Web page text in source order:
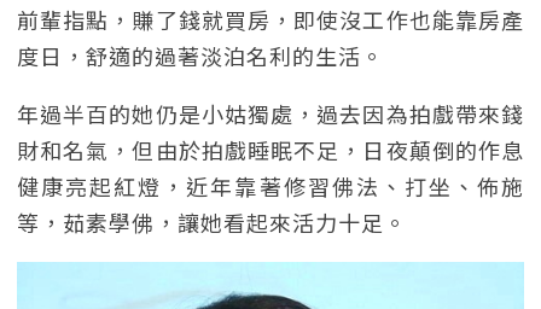
前輩指點，賺了錢就買房，即使沒工作也能靠房產
度日，舒適的過著淡泊名利的生活。
年過半百的她仍是小姑獨處，過去因為拍戲帶來錢
財和名氣，但由於拍戲睡眠不足，日夜顛倒的作息
健康亮起紅燈，近年靠著修習佛法、打坐、佈施
等，茹素學佛，讓她看起來活力十足。